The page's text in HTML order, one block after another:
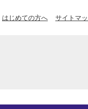
はじめての方へ サイトマ